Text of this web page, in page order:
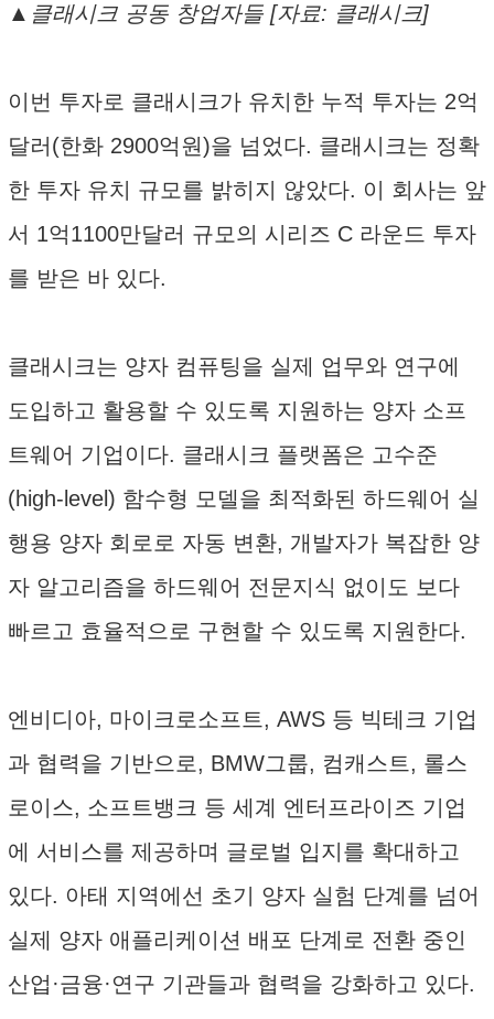
▲클래시크 공동 창업자들 [자료: 클래시크]
이번 투자로 클래시크가 유치한 누적 투자는 2억
달러(한화 2900억원)을 넘었다. 클래시크는 정확
한 투자 유치 규모를 밝히지 않았다. 이 회사는 앞
서 1억1100만달러 규모의 시리즈 C 라운드 투자
를 받은 바 있다.
클래시크는 양자 컴퓨팅을 실제 업무와 연구에
도입하고 활용할 수 있도록 지원하는 양자 소프
트웨어 기업이다. 클래시크 플랫폼은 고수준
(high-level) 함수형 모델을 최적화된 하드웨어 실
행용 양자 회로로 자동 변환, 개발자가 복잡한 양
자 알고리즘을 하드웨어 전문지식 없이도 보다
빠르고 효율적으로 구현할 수 있도록 지원한다.
엔비디아, 마이크로소프트, AWS 등 빅테크 기업
과 협력을 기반으로, BMW그룹, 컴캐스트, 롤스
로이스, 소프트뱅크 등 세계 엔터프라이즈 기업
에 서비스를 제공하며 글로벌 입지를 확대하고
있다. 아태 지역에선 초기 양자 실험 단계를 넘어
실제 양자 애플리케이션 배포 단계로 전환 중인
산업·금융·연구 기관들과 협력을 강화하고 있다.